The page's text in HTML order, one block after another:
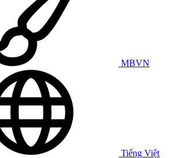
MBVN
Tiếng Việt